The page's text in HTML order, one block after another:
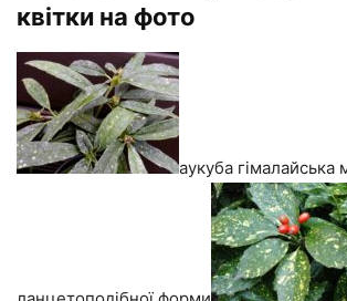
квітки на фото
аукуба гімалайська